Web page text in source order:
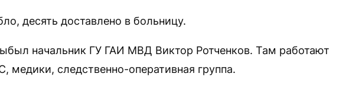
десять доставлено в больницу.
начальник ГУ ГАИ МВД Виктор Ротченков. Там работают
медики, следственно-оперативная группа.